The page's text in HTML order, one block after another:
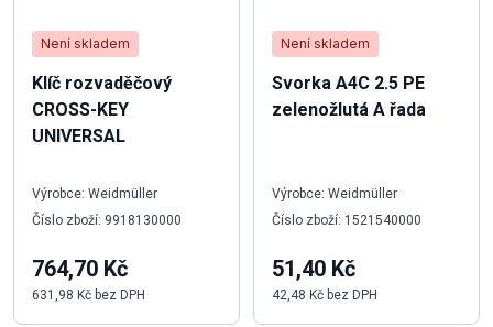
Není skladem
Klíč rozvaděčový
CROSS-KEY
UNIVERSAL
Výrobce: Weidmüller
Číslo zboží: 9918130000
764,70 Kč
631,98 Kč bez DPH
Není skladem
Svorka A4C 2.5 PE
zelenožlutá A řada
Výrobce: Weidmüller
Číslo zboží: 1521540000
51,40 Kč
42,48 Kč bez DPH